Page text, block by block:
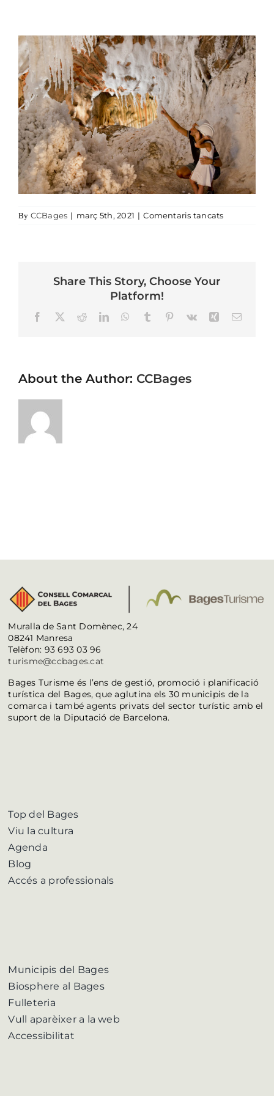
By CCBages | març 5th, 2021 | Comentaris tancatsa
Share This Story, Choose Your
Platform!
FacebookRedditLinkedInWhatsApp
TumblrPinterest
Vk XingEmail
About the Author: CCBages
Muralla de Sant Domènec, 24
08241 Manresa
Telèfon: 93 693 03 96
turisme@ccbages.cat
Bages Turisme és l’ens de gestió, promoció i planificació
turística del Bages, que aglutina els 30 municipis de la
comarca i també agents privats del sector turístic amb el
suport de la Diputació de Barcelona.
Top del Bages
Viu la cultura
Agenda
Blog
Accés a professionals
Municipis del Bages
Biosphere al Bages
Fulleteria
Vull aparèixer a la web
Accessibilitat